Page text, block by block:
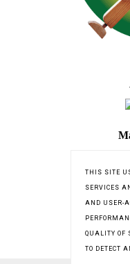
THIS SITE
SERVICES
AND USER-
QUALITY OF
TO DETECT